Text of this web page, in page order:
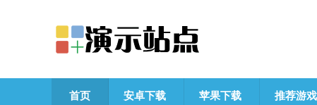
首页 安卓下载 苹果下载 推荐游戏